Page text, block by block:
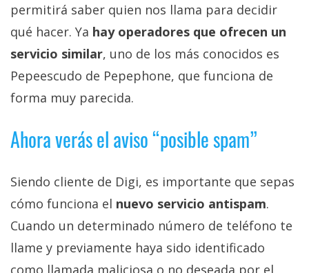
permitirá saber quien nos llama para decidir
qué hacer. Ya hay operadores que ofrecen un
servicio similar, uno de los más conocidos es
Pepeescudo de Pepephone, que funciona de
forma muy parecida.
Ahora verás el aviso “posible spam”
Siendo cliente de Digi, es importante que sepas
cómo funciona el nuevo servicio antispam.
Cuando un determinado número de teléfono te
llame y previamente haya sido identificado
como llamada maliciosa o no deseada por el